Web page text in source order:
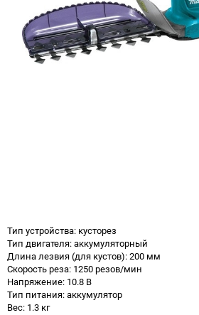
Тип устройства: кусторез
Тип двигателя: аккумуляторный
Длина лезвия (для кустов): 200 мм
Скорость реза: 1250 резов/мин
Напряжение: 10.8 В
Тип питания: аккумулятор
Вес: 1.3 кг